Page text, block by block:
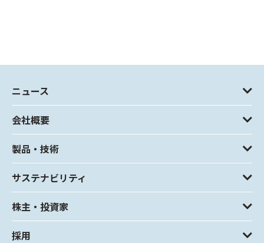
ニュース
会社概要
製品・技術
サステナビリティ
株主・投資家
採用